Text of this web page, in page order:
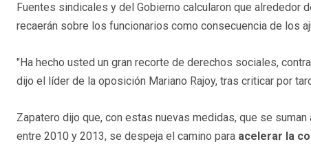
Fuentes sindicales y del Gobierno calcularon que
recaerán sobre los funcionarios como consecuencia de los
"Ha hecho usted un gran recorte de derechos sociales,
dijo el líder de la oposición Mariano Rajoy, tras criticar por
Zapatero dijo que, con estas nuevas medidas, que se
entre 2010 y 2013, se despeja el camino para acelerar la